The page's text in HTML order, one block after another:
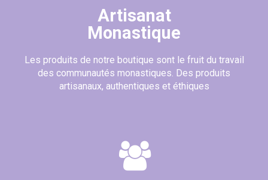
Artisanat
Monastique
Les produits de notre boutique sont le fruit du travail
des communautés monastiques. Des produits
artisanaux, authentiques et éthiques